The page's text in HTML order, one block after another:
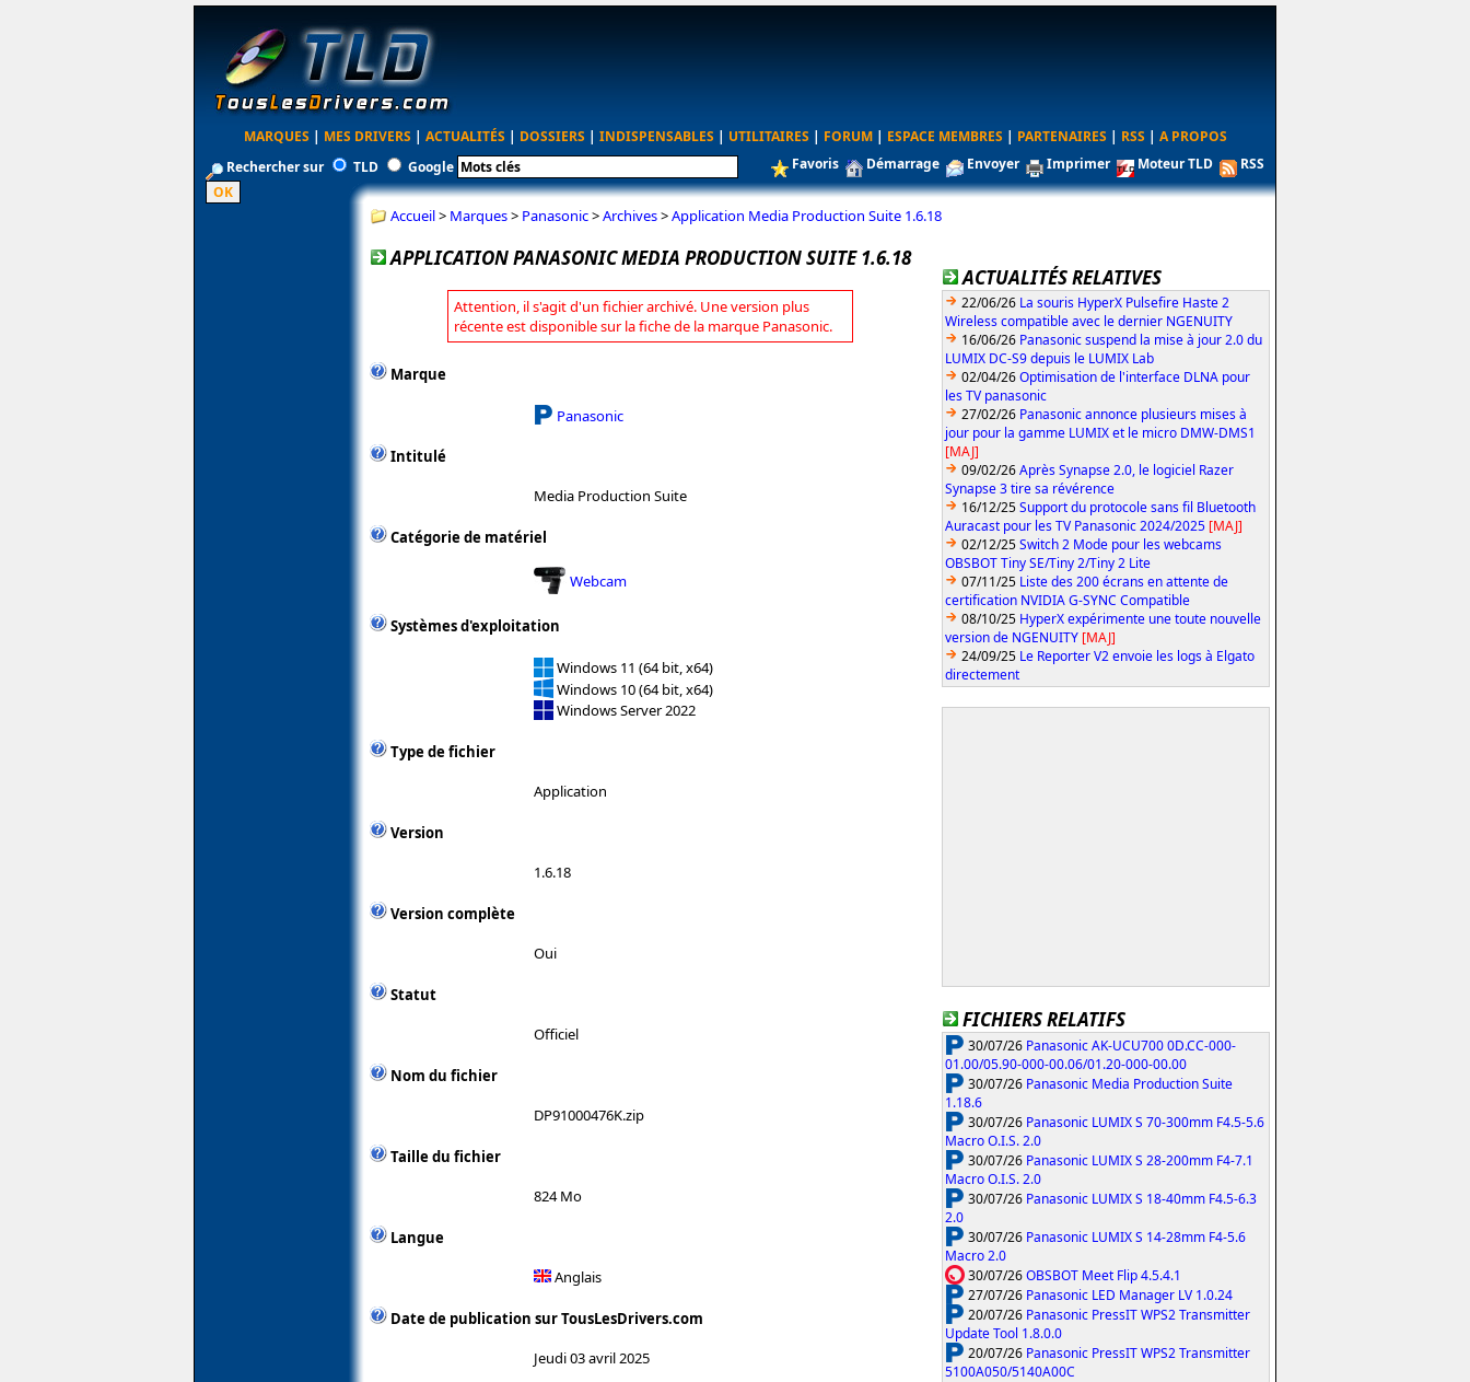
MARQUES | MES DRIVERS | ACTUALITÉS | DOSSIERS | INDISPENSABLES | UTILITAIRES | FORUM | ESPACE MEMBRES | PARTENAIRES | RSS | A PROPOS
Rechercher sur
TLD Google Favoris Démarrage Envoyer Imprimer Moteur TLD RSS
Accueil> Marques> Panasonic>Archives>Application Media Production Suite 1.6.18
APPLICATION PANASONIC MEDIA PRODUCTION SUITE 1.6.18
Attention, il s'agit d'un fichier archivé. Une version plus
récente est disponible sur la fiche de la marque Panasonic.
Marque
Panasonic
Intitulé
Media Production Suite
Catégorie de matériel
Webcam
Systèmes d'exploitation
Windows 11 (64 bit, x64)
Windows 10 (64 bit, x64)
Windows Server 2022
Type de fichier
Application
Version
1.6.18
Version complète
Oui
Statut
Officiel
Nom du fichier
DP91000476K.zip
Taille du fichier
824 Mo
Langue
Anglais
Date de publication sur TousLesDrivers.com
Jeudi 03 avril 2025
ACTUALITÉS RELATIVES
22/06/26 La souris HyperX Pulsefire Haste 2
Wireless compatible avec le dernier NGENUITY
16/06/26 Panasonic suspend la mise à jour 2.0 du
LUMIX DC-S9 depuis le LUMIX Lab
02/04/26Optimisation de l'interface DLNA pour
les TV panasonic
27/02/26 Panasonic annonce plusieurs mises à
jour pour la gamme LUMIX et le micro DMW-DMS1
[MAJ]
09/02/26Après Synapse 2.0, le logiciel Razer
Synapse 3 tire sa révérence
16/12/25Support du protocole sans fil Bluetooth
Auracast pour les TV Panasonic 2024/2025 [MAJ]
02/12/25Switch 2 Mode pour les webcams
OBSBOT Tiny SE/Tiny 2/Tiny 2 Lite
07/11/25 Liste des 200 écrans en attente de
certification NVIDIA G-SYNC Compatible
08/10/25 HyperX expérimente une toute nouvelle
version de NGENUITY [MAJ]
24/09/25 Le Reporter V2 envoie les logs à Elgato
directement
FICHIERS RELATIFS
30/07/26 Panasonic AK-UCU700 0D.CC-000-
01.00/05.90-000-00.06/01.20-000-00.00
30/07/26 Panasonic Media Production Suite
1.18.6
30/07/26 Panasonic LUMIX S 70-300mm F4.5-5.6
Macro O.I.S. 2.0
30/07/26 Panasonic LUMIX S 28-200mm F4-7.1
Macro O.I.S. 2.0
30/07/26 Panasonic LUMIX S 18-40mm F4.5-6.3
2.0
30/07/26 Panasonic LUMIX S 14-28mm F4-5.6
Macro 2.0
30/07/26OBSBOT Meet Flip 4.5.4.1
27/07/26 Panasonic LED Manager LV 1.0.24
20/07/26 Panasonic PressIT WPS2 Transmitter
Update Tool 1.8.0.0
20/07/26 Panasonic PressIT WPS2 Transmitter
5100A050/5140A00C